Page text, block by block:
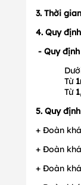
3. Thời
4. Quy
- Quy
Từ
Từ
5. Quy
+ Đoàn
+ Đoàn
+ Đoàn